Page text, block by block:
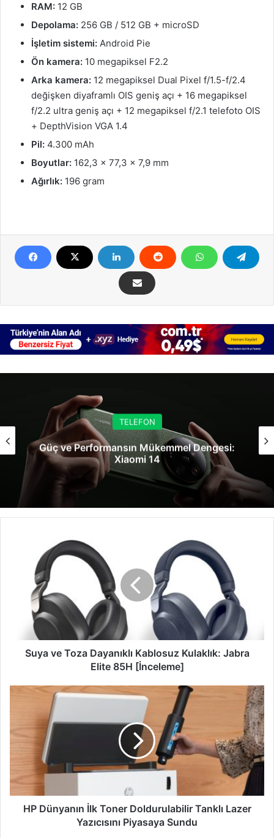
RAM: 12 GB
Depolama: 256 GB / 512 GB + microSD
İşletim sistemi: Android Pie
Ön kamera: 10 megapiksel F2.2
Arka kamera: 12 megapiksel Dual Pixel f/1.5-f/2.4
değişken diyaframlı OIS geniş açı + 16 megapiksel
f/2.2 ultra geniş açı + 12 megapiksel f/2.1 telefoto OIS
+ DepthVision VGA 1.4
Pil: 4.300 mAh
Boyutlar: 162,3 x 77,3 x 7,9 mm
Ağırlık: 196 gram
TELEFON
Güç ve Performansın Mükemmel Dengesi:
Xiaomi 14
Dayanıklı
Kablosuz
Kulaklık:
85H
[İnceleme]
Suya ve Toza Dayanıklı Kablosuz Kulaklık: Jabra
Elite 85H [İnceleme]
Toner
Doldurulabilir
Lazer
Yazıcısını
Piyasaya
SunduHP Dünyanın İlk Toner Doldurulabilir Tanklı Lazer
Yazıcısını Piyasaya Sundu